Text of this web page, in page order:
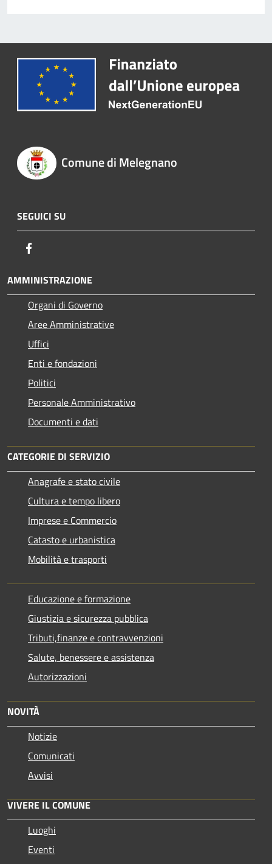
Comune di Melegnano
SEGUICI SU
AMMINISTRAZIONE
Organi di Governo
Aree Amministrative
Uffici
Enti e fondazioni
Politici
Personale Amministrativo
Documenti e dati
CATEGORIE DI SERVIZIO
Anagrafe e stato civile
Cultura e tempo libero
Imprese e Commercio
Catasto e urbanistica
Mobilità e trasporti
Educazione e formazione
Giustizia e sicurezza pubblica
Tributi,finanze e contravvenzioni
Salute, benessere e assistenza
Autorizzazioni
NOVITÀ
Notizie
Comunicati
Avvisi
VIVERE IL COMUNE
Luoghi
Eventi